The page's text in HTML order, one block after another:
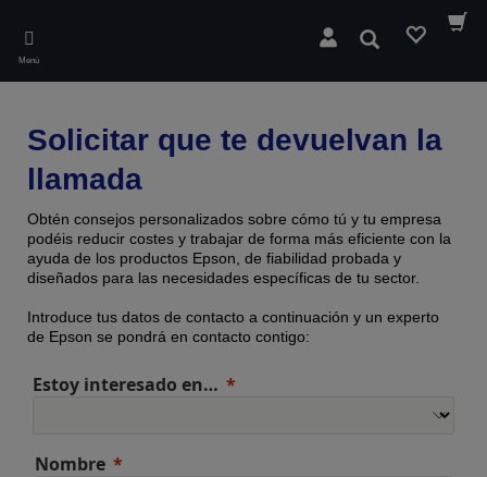
main
content
Menú
Buscar
Solicitar que te devuelvan la
llamada
Obtén consejos personalizados sobre cómo tú y tu empresa
podéis reducir costes y trabajar de forma más eficiente con la
ayuda de los productos Epson, de fiabilidad probada y
diseñados para las necesidades específicas de tu sector.
Introduce tus datos de contacto a continuación y un experto
de Epson se pondrá en contacto contigo:
Estoy interesado en…
Nombre